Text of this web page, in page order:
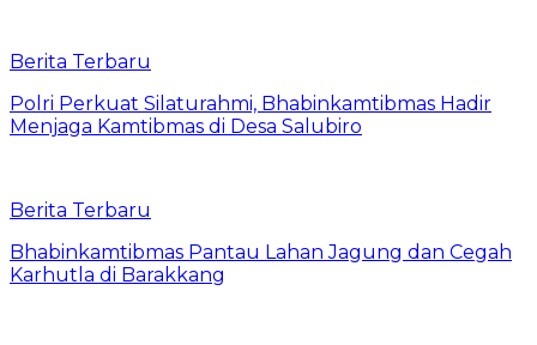
Berita Terbaru
Polri Perkuat Silaturahmi, Bhabinkamtibmas Hadir
Menjaga Kamtibmas di Desa Salubiro
Berita Terbaru
Bhabinkamtibmas Pantau Lahan Jagung dan Cegah
Karhutla di Barakkang